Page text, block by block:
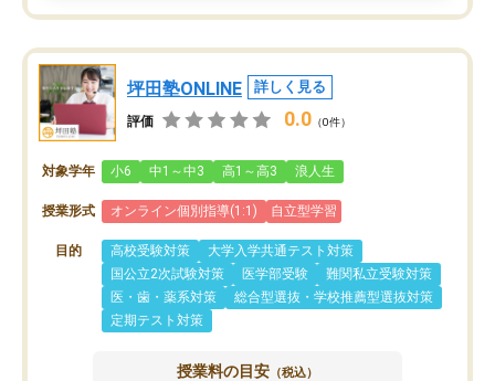
坪田塾ONLINE 詳しく見る
評価 0.0 （0件）
対象学年 小6 中1～中3 高1～高3 浪人生
授業形式 オンライン個別指導(1:1) 自立型学習
目的 高校受験対策
大学入学共通テスト対策
国公立2次試験対策
医学部受験
難関私立受験対策
医・歯・薬系対策
総合型選抜・学校推薦型選抜対策
定期テスト対策
授業料の目安 （税込）